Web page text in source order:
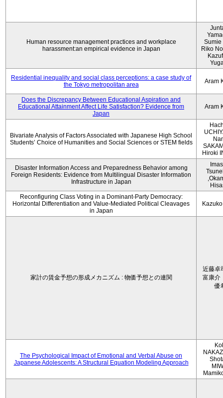
Human resource management practices and workplace
harassment:an empirical evidence in Japan
Sumie
Riko
Residential inequality and social class perceptions: a case study of
the Tokyo metropolitan area
Aram
Does the Discrepancy Between Educational Aspiration and
Educational Attainment Affect Life Satisfaction? Evidence from
Japan
Aram
Bivariate Analysis of Factors Associated with Japanese High School
Students’ Choice of Humanities and Social Sciences or STEM fields
Hiroki
Disaster Information Access and Preparedness Behavior among
Foreign Residents: Evidence from Multilingual Disaster Information
Infrastructure in Japan
Reconfiguring Class Voting in a Dominant-Party Democracy:
Horizontal Differentiation and Value-Mediated Political Cleavages
in Japan
家計の賃金予想の形成メカニズム : 物価予想との連関
近藤卓
富康介
優
The Psychological Impact of Emotional and Verbal Abuse on
Japanese Adolescents: A Structural Equation Modeling Approach